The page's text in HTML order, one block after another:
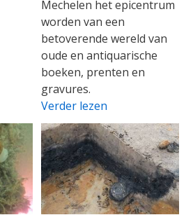
Mechelen het epicentrum
worden van een
betoverende wereld van
oude en antiquarische
boeken, prenten en
gravures.
Verder lezen